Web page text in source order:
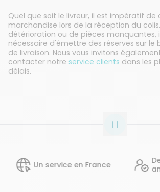
Quel que soit le livreur, il est impératif de
marchandise lors de la réception du
détérioration ou de pièces manquantes,
nécessaire d'émettre des réserves sur le
de livraison. Nous vous invitons
contacter notre service clients dans les
délais.
Un service en France
Des
ans